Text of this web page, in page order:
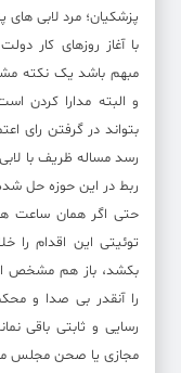
پزشکیان؛ مرد لابی های
با آغاز روزهای کار
مبهم باشد یک نکته
و البته مدارا کردن
بتواند در گرفتن رای
رسد مساله ظریف با لابی
ربط در این حوزه حل
حتی اگر همان ساعت
توئیتی این اقدام را
بکشد، باز هم مشخص
را آنقدر بی صدا و
رسایی و ثابتی باقی
مجازی یا صحن مجلس